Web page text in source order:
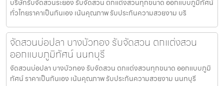
บริษัทรับจัดสวนระยอง รับจัดสวน ตกแต่งสวนทุกขนาด ออกแบบภูมิทัศน์
ทั่วไทยราคาเป็นกันเอง เน้นคุณภาพ รับประกันความสวยงาม บริ
จัดสวนบ่อปลา บางบัวทอง รับจัดสวน ตกแต่งสวน
ออกแบบภูมิทัศน์ นนทบุรี
จัดสวนบ่อปลา บางบัวทอง รับจัดสวน ตกแต่งสวนทุกขนาด ออกแบบภูมิ
ทัศน์ ราคาเป็นกันเอง เน้นคุณภาพ รับประกันความสวยงาม นนทบุรี